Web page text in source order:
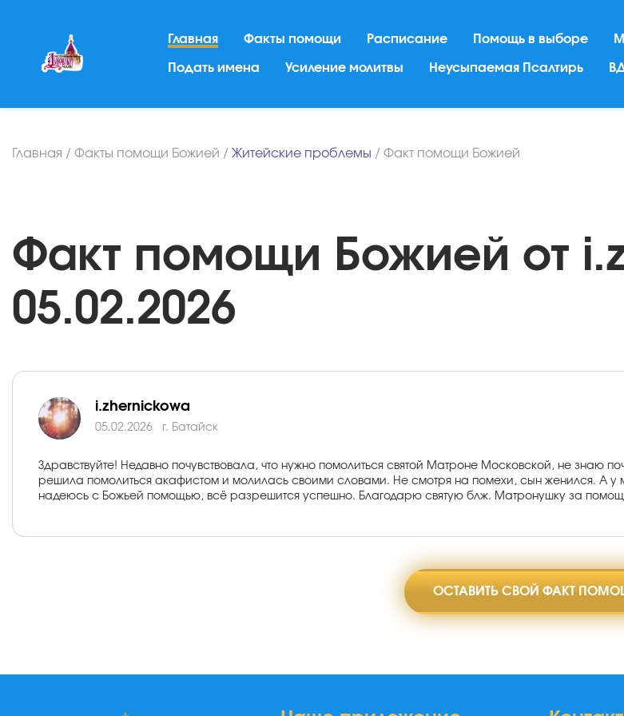
Главная Факты помощи Расписание Помощь в выборе
Подать имена Усиление молитвы Неусыпаемая Псалтирь
Главная / Факты помощи Божией / Житейские проблемы / Факт помощи Божией
Факт помощи Божией от
05.02.2026
i.zhernickowa
05.02.2026 г. Батайск
Здравствуйте! Недавно почувствовала, что нужно помолиться святой Матроне Московской, не знаю
решила помолиться акафистом и молилась своими словами. Не смотря на помехи, сын женился. А
надеюсь с Божьей помощью, всё разрешится успешно. Благодарю святую блж. Матронушку за
ОСТАВИТЬ СВОЙ ФАКТ